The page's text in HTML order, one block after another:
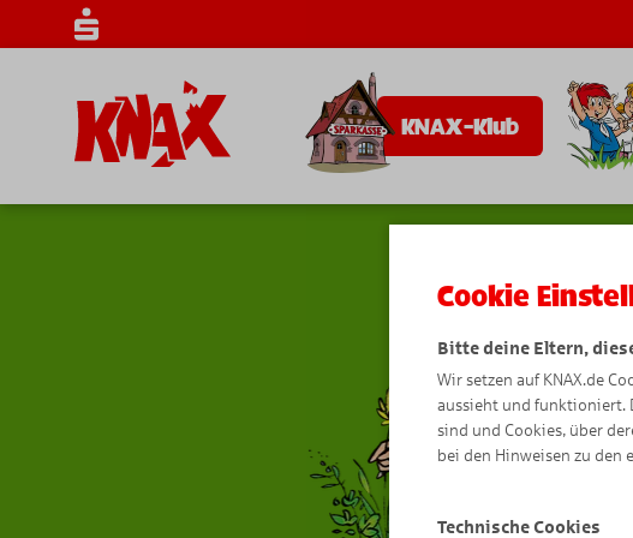
KNAX-Klub
Cookie
Bitte deine Eltern,
Wir setzen auf KNAX.de
aussieht und funktioniert.
sind und Cookies, über
bei den Hinweisen zu den
Technische Cookies